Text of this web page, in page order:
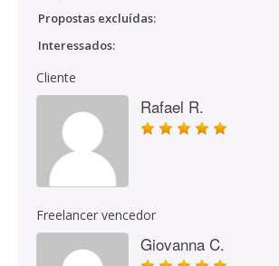
Propostas excluídas:
Interessados:
Cliente
Rafael R.
Freelancer vencedor
Giovanna C.